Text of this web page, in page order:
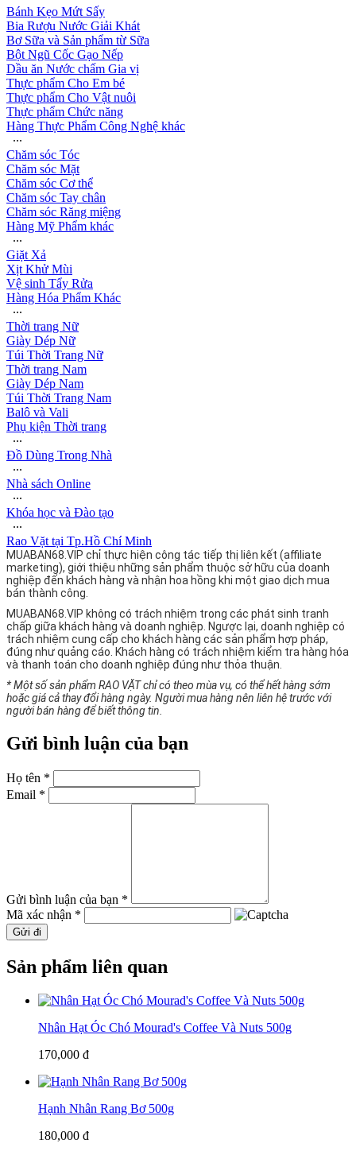
Bánh Kẹo Mứt Sấy
Bia Rượu Nước Giải Khát
Bơ Sữa và Sản phẩm từ Sữa
Bột Ngũ Cốc Gạo Nếp
Dầu ăn Nước chấm Gia vị
Thực phẩm Cho Em bé
Thực phẩm Cho Vật nuôi
Thực phẩm Chức năng
Hàng Thực Phẩm Công Nghệ khác
∙∙∙
Chăm sóc Tóc
Chăm sóc Mặt
Chăm sóc Cơ thể
Chăm sóc Tay chân
Chăm sóc Răng miệng
Hàng Mỹ Phẩm khác
∙∙∙
Giặt Xả
Xịt Khử Mùi
Vệ sinh Tẩy Rửa
Hàng Hóa Phẩm Khác
∙∙∙
Thời trang Nữ
Giày Dép Nữ
Túi Thời Trang Nữ
Thời trang Nam
Giày Dép Nam
Túi Thời Trang Nam
Balô và Vali
Phụ kiện Thời trang
∙∙∙
Đồ Dùng Trong Nhà
∙∙∙
Nhà sách Online
∙∙∙
Khóa học và Đào tạo
∙∙∙
Rao Vặt tại Tp.Hồ Chí Minh
MUABAN68.VIP chỉ thực hiện công tác tiếp thị liên kết (affiliate
marketing), giới thiệu những sản phẩm thuộc sở hữu của doanh
nghiệp đến khách hàng và nhận hoa hồng khi một giao dịch mua
bán thành công.
MUABAN68.VIP không có trách nhiệm trong các phát sinh tranh
chấp giữa khách hàng và doanh nghiệp. Ngược lại, doanh nghiệp có
trách nhiệm cung cấp cho khách hàng các sản phẩm hợp pháp,
đúng như quảng cáo. Khách hàng có trách nhiệm kiểm tra hàng hóa
và thanh toán cho doanh nghiệp đúng như thỏa thuận.
* Một số sản phẩm RAO VẶT chỉ có theo mùa vụ, có thể hết hàng sớm
hoặc giá cả thay đổi hàng ngày. Người mua hàng nên liên hệ trước với
người bán hàng để biết thông tin.
Gửi bình luận của bạn
Họ tên *
Email *
Gửi bình luận của bạn *
Mã xác nhận *
Gửi đi
Sản phẩm liên quan
Nhân Hạt Óc Chó Mourad's Coffee Và Nuts 500g
170,000 đ
Hạnh Nhân Rang Bơ 500g
180,000 đ